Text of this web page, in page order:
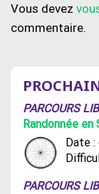
Vous devez
commentaire.
PARCOURS
Randonnée
Date :
PARCOURS